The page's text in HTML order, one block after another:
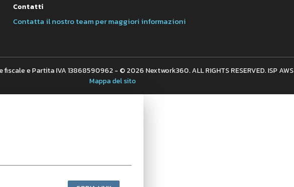
Contatti
Contatta il nostro team per maggiori informazioni
e Partita IVA 13868590962 - © 2026 Nextwork360. ALL RIGHTS RESERVED. ISP AWS
Mappa del sito